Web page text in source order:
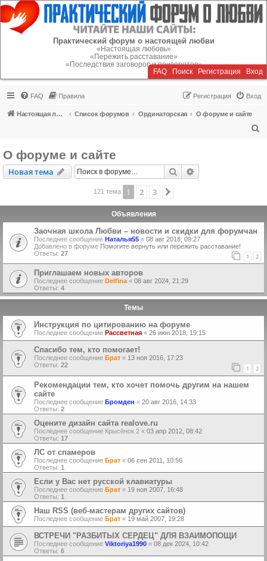
Регистрация
Практический форум о настоящей любви
«Настоящая любовь»
«Пережить расставание»
«Последствия заговоров и приворотов»
FAQ Поиск Регистрация Вход
FAQ Правила Вход
Регистрация
Настоящая любовь Список форумов Ординаторская
О форуме и сайте
О форуме и сайте
Новая тема
Новаятема Поиск
121 тема 1 2 3
Объявления
Заочная школа Любви – новости и скидки для форумчан
Последнее сообщение Наталья55 « 08 авг 2018, 09:27
Добавлено в форуме Помогите вернуть или пережить расставание!
Ответы: 27 1 2
Приглашаем новых авторов
Последнее сообщение Delfina « 08 авг 2024, 21:29
Ответы: 4
Темы
Инструкция по цитированию на форуме
Последнее сообщение Рассветная « 26 июн 2018, 19:15
Спасибо тем, кто помогает!
Последнее сообщение Брат « 13 ноя 2016, 17:23
Ответы: 22 1 2
Рекомендации тем, кто хочет помочь другим на нашем
сайте
Последнее сообщение Бромден « 20 авг 2016, 14:33
Ответы: 2
Оцените дизайн сайта realove.ru
Последнее сообщение Крысёнок 2 « 03 апр 2012, 08:42
Ответы: 17
ЛС от спамеров
Последнее сообщение Брат « 06 сен 2011, 10:56
Ответы: 1
Если у Вас нет русской клавиатуры
Последнее сообщение Брат « 19 ноя 2007, 16:48
Ответы: 1
Наш RSS (веб-мастерам других сайтов)
Последнее сообщение Брат « 19 май 2007, 19:28
ВСТРЕЧИ "РАЗБИТЫХ СЕРДЕЦ" ДЛЯ ВЗАИМОПОЩИ
Последнее сообщение Viktoriya1990 « 08 дек 2024, 10:42
Ответы: 6